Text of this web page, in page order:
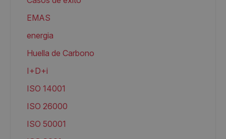
EMAS
energia
Huella de Carbono
I+D+i
ISO 14001
ISO 26000
ISO 50001